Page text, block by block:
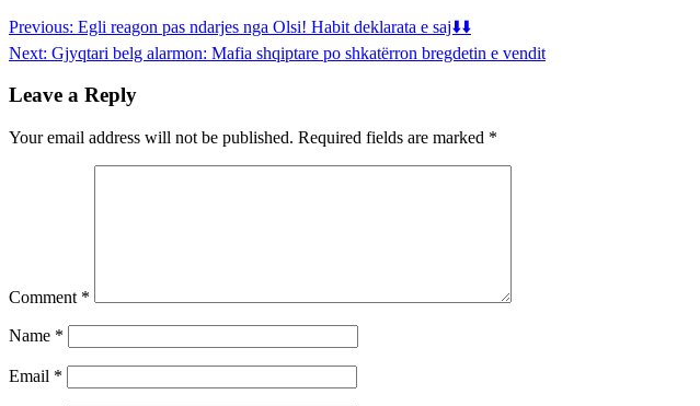
Previous: Egli reagon pas ndarjes nga Olsi! Habit deklarata e saj⬇️⬇️
Next: Gjyqtari belg alarmon: Mafia shqiptare po shkatërron bregdetin e vendit
Leave a Reply
Your email address will not be published. Required fields are marked *
Comment *
Name *
Email *